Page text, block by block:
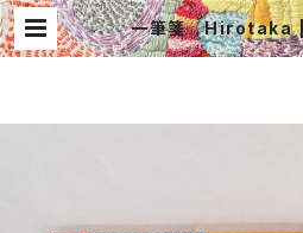
一筆箋 Hirotaka |
場 紙・糸・布